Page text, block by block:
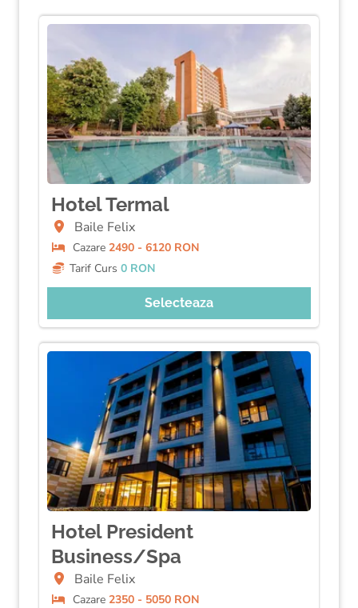
Hotel Termal
Baile Felix
Cazare 2490 - 6120 RON
Tarif Curs 0 RON
Selecteaza
Hotel President
Business/Spa
Baile Felix
Cazare 2350 - 5050 RON